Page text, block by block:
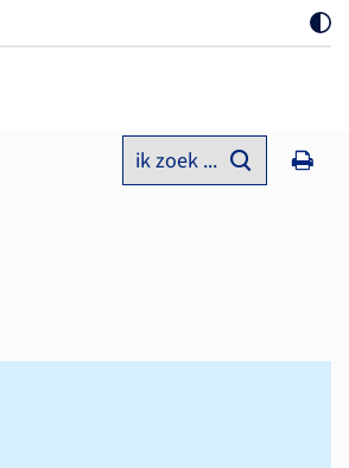
ik zoek ...